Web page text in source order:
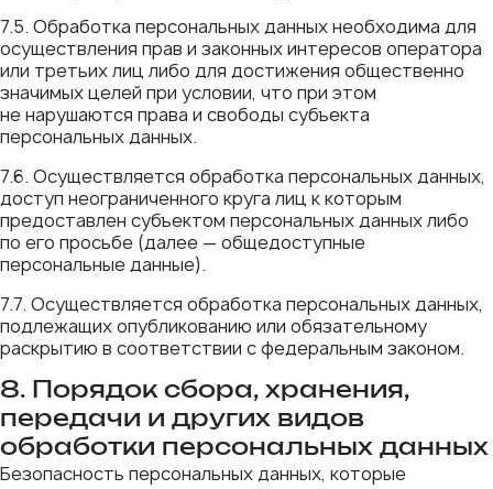
7.5. Обработка персональных данных необходима для
осуществления прав и законных интересов оператора
или третьих лиц либо для достижения общественно
значимых целей при условии, что при этом
не нарушаются права и свободы субъекта
персональных данных.
7.6. Осуществляется обработка персональных данных,
доступ неограниченного круга лиц к которым
предоставлен субъектом персональных данных либо
по его просьбе (далее — общедоступные
персональные данные).
7.7. Осуществляется обработка персональных данных,
подлежащих опубликованию или обязательному
раскрытию в соответствии с федеральным законом.
8. Порядок сбора, хранения,
передачи и других видов
обработки персональных данных
Безопасность персональных данных, которые